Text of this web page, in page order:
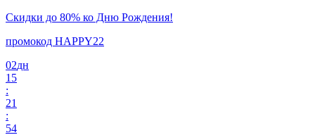
Скидки до 80% ко Дню Рождения!
промокод HAPPY22
02дн
15
:
21
:
54